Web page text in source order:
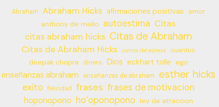
Abraham Abraham Hicks afirmaciones positivas
amor
anthony de mello
autoestima Citas
citas abraham hicks Citas de Abraham
Citas de Abraham Hicks control del estress cuentos
deepak chopra dinero Dios eckhart tolle ego
enseñanzas abraham enseñanzas de abraham esther hicks
exito felicidad frases frases de motivacion
hoponopono ho’oponopono ley de atraccion